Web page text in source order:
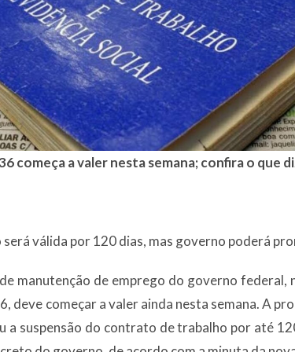
começa a valer nesta semana; confira o que
será válida por 120 dias, mas governo poderá
manutenção de emprego do governo federal,
deve começar a valer ainda nesta semana. A
a suspensão do contrato de trabalho por até